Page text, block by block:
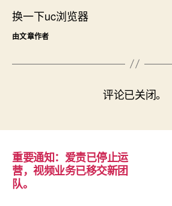
换一下uc浏览器
由文章作者
评论已关闭。
重要通知：爱责已停止运
营，视频业务已移交新团
队。